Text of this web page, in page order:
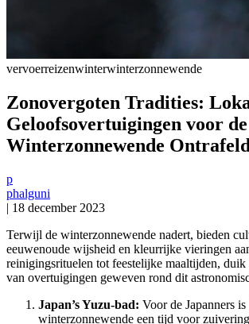
vervoerreizenwinterwinterzonnewende
Zonovergoten Tradities:
Geloofsovertuigingen voor de
Winterzonnewende Ontrafeld
p
phalguni
| 18 december 2023
Terwijl de winterzonnewende nadert, bieden
eeuwenoude wijsheid en kleurrijke vieringen
reinigingsrituelen tot feestelijke maaltijden,
van overtuigingen geweven rond dit
Japan’s Yuzu-bad: Voor de Japanners is
winterzonnewende een tijd voor